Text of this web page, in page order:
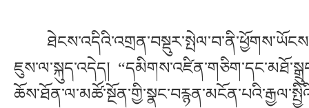
ཇུས་ལ་སྐུད་འདེད།